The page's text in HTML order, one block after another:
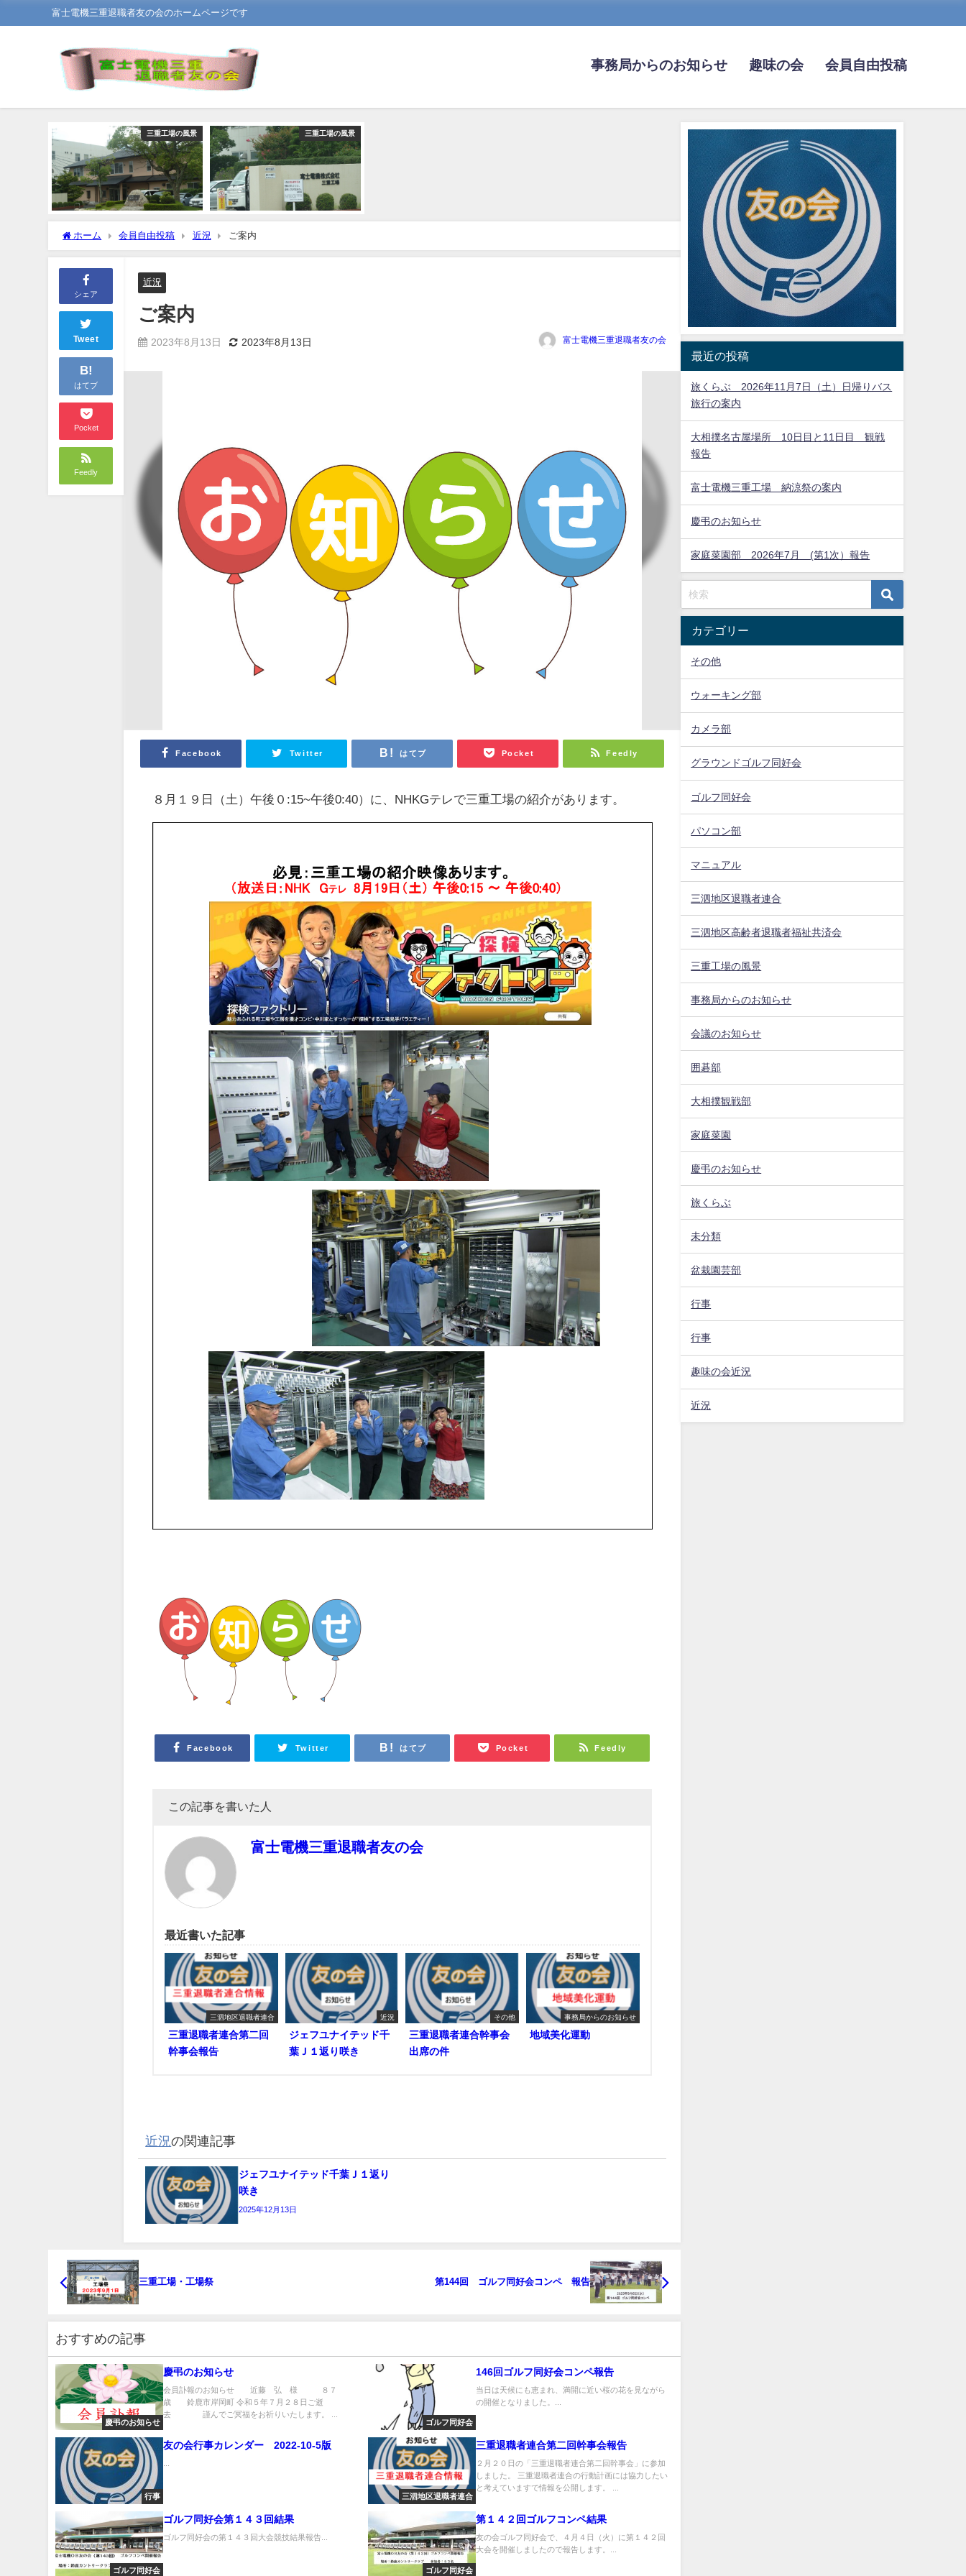
富士電機三重退職者友の会のホームページです
事務局からのお知らせ 趣味の会 会員自由投稿
三重工場の風景 三重工場の風景
ホーム 会員自由投稿 近況 ご案内
シェア
Tweet
B!
はてブ
Pocket
Feedly
近況
ご案内
2023年8月13日 2023年8月13日 富士電機三重退職者友の会
Facebook Twitter はてブ Pocket Feedly
８月１９日（土）午後０:15~午後0:40）に、NHKGテレで三重工場の紹介があります。
Facebook Twitter はてブ Pocket Feedly
この記事を書いた人
富士電機三重退職者友の会
最近書いた記事
三泗地区退職者連合
三重退職者連合第二回
幹事会報告
近況
ジェフユナイテッド千
葉Ｊ１返り咲き
その他
三重退職者連合幹事会
出席の件
事務局からのお知らせ
地域美化運動
近況の関連記事
ジェフユナイテッド千葉Ｊ１返り
咲き
2025年12月13日
三重工場・工場祭 第144回 ゴルフ同好会コンペ 報告
おすすめの記事
慶弔のお知らせ
慶弔のお知らせ
会員訃報のお知らせ 近藤 弘 様 ８７
歳 鈴鹿市岸岡町 令和５年７月２８日ご逝
去 謹んでご冥福をお祈りいたします。 ...
ゴルフ同好会
146回ゴルフ同好会コンペ報告
当日は天候にも恵まれ、満開に近い桜の花を見ながら
の開催となりました。...
行事
友の会行事カレンダー 2022-10-5版
三泗地区退職者連合
三重退職者連合第二回幹事会報告
２月２０日の「三重退職者連合第二回幹事会」に参加
しました。 三重退職者連合の行動計画には協力したい
と考えていますで情報を公開します。 ...
ゴルフ同好会
ゴルフ同好会第１４３回結果
ゴルフ同好会の第１４３回大会競技結果報告...
ゴルフ同好会
第１４２回ゴルフコンペ結果
友の会ゴルフ同好会で、４月４日（火）に第１４２回
大会を開催しましたので報告します。...
最近の投稿
旅くらぶ 2026年11月7日（土）日帰りバス
旅行の案内
大相撲名古屋場所 10日目と11日目 観戦
報告
富士電機三重工場 納涼祭の案内
慶弔のお知らせ
家庭菜園部 2026年7月 (第1次）報告
カテゴリー
その他
ウォーキング部
カメラ部
グラウンドゴルフ同好会
ゴルフ同好会
パソコン部
マニュアル
三泗地区退職者連合
三泗地区高齢者退職者福祉共済会
三重工場の風景
事務局からのお知らせ
会議のお知らせ
囲碁部
大相撲観戦部
家庭菜園
慶弔のお知らせ
旅くらぶ
未分類
盆栽園芸部
行事
行事
趣味の会近況
近況